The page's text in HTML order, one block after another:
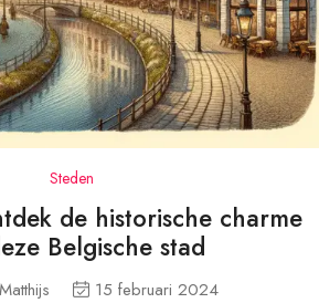
Steden
de historische charme
Belgische stad
15 februari 2024